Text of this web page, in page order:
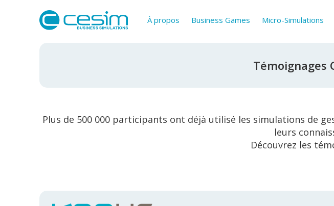
À propos Business Games Micro-Simulations
Témoignages
Plus de 500 000 participants ont déjà utilisé les simulations de
leurs
Découvrez les